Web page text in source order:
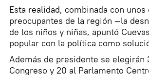
Esta realidad, combinada con
preocupantes de la región —la
de los niños y niñas, apuntó
popular con la política como
Además de presidente se elegirán
Congreso y 20 al Parlamento